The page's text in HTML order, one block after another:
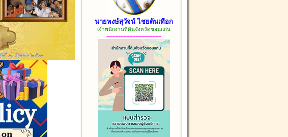
นายพงษ์สุวัจน์ ไชยต้นเทือก
เจ้าพนักงานที่ดินจังหวัดขอนแก่น
------------------------------------